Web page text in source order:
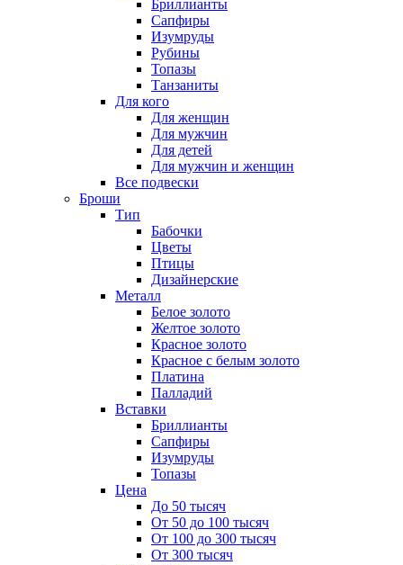
Бриллианты
Сапфиры
Изумруды
Рубины
Топазы
Танзаниты
Для кого
Для женщин
Для мужчин
Для детей
Для мужчин и женщин
Все подвески
Броши
Тип
Бабочки
Цветы
Птицы
Дизайнерские
Металл
Белое золото
Желтое золото
Красное золото
Красное с белым золото
Платина
Палладий
Вставки
Бриллианты
Сапфиры
Изумруды
Топазы
Цена
До 50 тысяч
От 50 до 100 тысяч
От 100 до 300 тысяч
От 300 тысяч